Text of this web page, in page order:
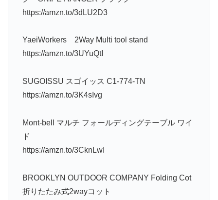
https://amzn.to/3dLU2D3
YaeiWorkers 2Way Multi tool stand
https://amzn.to/3UYuQtI
SUGOISSU スゴイッス C1-774-TN
https://amzn.to/3K4sIvg
Mont-bell マルチ フォールディングテーブル ワイ
ド
https://amzn.to/3CknLwI
BROOKLYN OUTDOOR COMPANY Folding Cot
折りたたみ式2wayコット